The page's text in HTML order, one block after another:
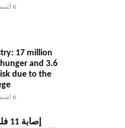
6 أغسطس، 2026
17 million
and 3.6
due to the
6 أغسطس، 2026